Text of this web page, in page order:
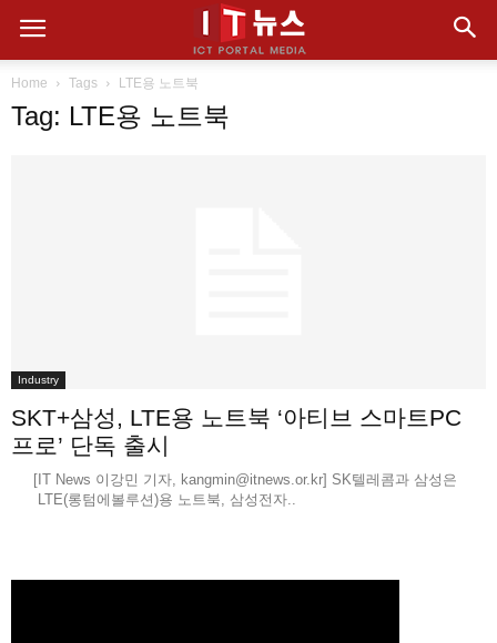
Home Tags LTE용 노트북
Tag: LTE용 노트북
Industry
SKT+삼성, LTE용 노트북 ‘아티브 스마트PC
프로’ 단독 출시
[IT News 이강민 기자, kangmin@itnews.or.kr] SK텔레콤과 삼성은
LTE(롱텀에볼루션)용 노트북, 삼성전자..